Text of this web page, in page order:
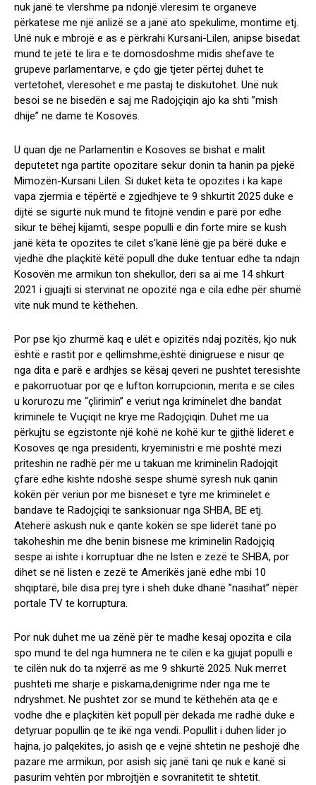
nuk janë te vlershme pa ndonjë vleresim te organeve
përkatese me një anlizë se a janë ato spekulime, montime etj.
Unë nuk e mbrojë e as e përkrahi Kursani-Lilen, anipse bisedat
mund te jetë te lira e te domosdoshme midis shefave te
grupeve parlamentarve, e çdo gje tjeter përtej duhet te
vertetohet, vleresohet e me pastaj te diskutohet. Unë nuk
besoi se ne bisedën e saj me Radojçiqin ajo ka shti ”mish
dhije” ne dame të Kosovës.
U quan dje ne Parlamentin e Kosoves se bishat e malit
deputetet nga partite opozitare sekur donin ta hanin pa pjekë
Mimozën-Kursani Lilen. Si duket këta te opozites i ka kapë
vapa zjermia e tëpërtë e zgjedhjeve te 9 shkurtit 2025 duke e
dijtë se sigurtë nuk mund te fitojnë vendin e parë por edhe
sikur te bëhej kijamti, sespe populli e din forte mire se kush
janë këta te opozites te cilet s’kanë lënë gje pa bërë duke e
vjedhë dhe plaçkitë këtë popull dhe duke tentuar edhe ta ndajn
Kosovën me armikun ton shekullor, deri sa ai me 14 shkurt
2021 i gjuajti si stervinat ne opozitë nga e cila edhe për shumë
vite nuk mund te këthehen.
Por pse kjo zhurmë kaq e ulët e opizitës ndaj pozitës, kjo nuk
është e rastit por e qellimshme,është dinigruese e nisur qe
nga dita e parë e ardhjes se kësaj qeveri ne pushtet teresishte
e pakorruotuar por qe e lufton korrupcionin, merita e se ciles
u korurozu me “çlirimin” e veriut nga kriminelet dhe bandat
kriminele te Vuçiqit ne krye me Radojçiqin. Duhet me ua
përkujtu se egzistonte një kohë ne kohë kur te gjithë lideret e
Kosoves qe nga presidenti, kryeministri e më poshtë mezi
priteshin ne radhë për me u takuan me kriminelin Radojqit
çfarë edhe kishte ndoshë sespe shumë syresh nuk qanin
kokën për veriun por me bisneset e tyre me kriminelet e
bandave te Radojçiqi te sanksionuar nga SHBA, BE etj.
Ateherë askush nuk e qante kokën se spe liderët tanë po
takoheshin me dhe benin bisnese me kriminelin Radojçiq
sespe ai ishte i korruptuar dhe ne lsten e zezë te SHBA, por
dihet se në listen e zezë te Amerikës janë edhe mbi 10
shqiptarë, bile disa prej tyre i sheh duke dhanë ”nasihat” nëpër
portale TV te korruptura.
Por nuk duhet me ua zënë për te madhe kesaj opozita e cila
spo mund te del nga humnera ne te cilën e ka gjujat populli e
te cilën nuk do ta nxjerrë as me 9 shkurtë 2025. Nuk merret
pushteti me sharje e piskama,denigrime nder nga me te
ndryshmet. Ne pushtet zor se mund te këthehën ata qe e
vodhe dhe e plaçkitën kët popull për dekada me radhë duke e
detyruar popullin qe te ikë nga vendi. Popullit i duhen lider jo
hajna, jo palqekites, jo asish qe e vejnë shtetin ne peshojë dhe
pazare me armikun, por asish siç janë tani qe nuk e kanë si
pasurim vehtën por mbrojtjën e sovranitetit te shtetit.